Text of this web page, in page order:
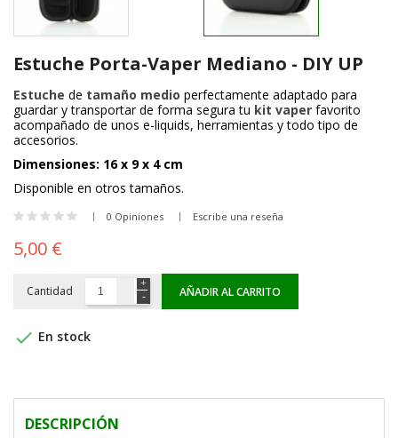
Estuche Porta-Vaper Mediano - DIY UP
Estuche de tamaño medio perfectamente adaptado para
guardar y transportar de forma segura tu kit vaper favorito
acompañado de unos e-liquids, herramientas y todo tipo de
accesorios.
Dimensiones: 16 x 9 x 4 cm
Disponible en otros tamaños.
0 Opiniones Escribe una reseña
5,00 €
Cantidad AÑADIR AL CARRITO
 En stock
DESCRIPCIÓN